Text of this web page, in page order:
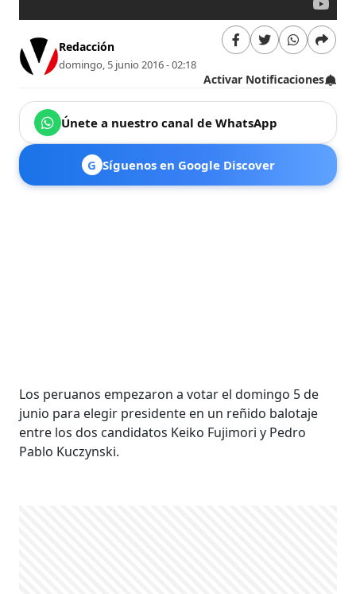
Redacción
domingo, 5 junio 2016 - 02:18
Activar Notificaciones
Únete a nuestro canal de WhatsApp
G Síguenos en Google Discover
Los peruanos empezaron a votar el domingo 5 de
junio para elegir presidente en un reñido balotaje
entre los dos candidatos Keiko Fujimori y Pedro
Pablo Kuczynski.